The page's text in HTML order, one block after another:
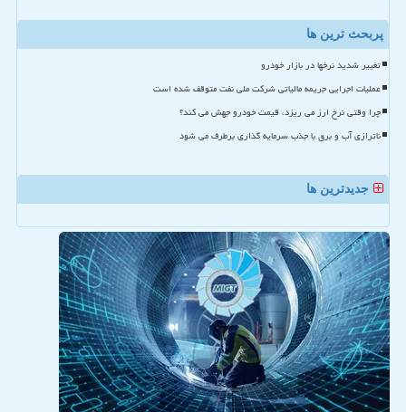
پربحث ترین ها
تغییر شدید نرخها در بازار خودرو
عملیات اجرایی جریمه مالیاتی شرکت ملی نفت متوقف شده است
چرا وقتی نرخ ارز می ریزد، قیمت خودرو جهش می کند؟
ناترازی آب و برق با جذب سرمایه گذاری برطرف می شود
جدیدترین ها